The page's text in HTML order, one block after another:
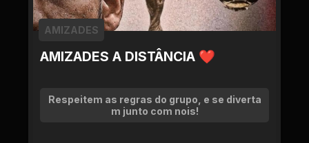
AMIZADES A DISTÂNCIA ❤
AMIZADES
Respeitem as regras do grupo, e se diverta
m junto com nois!